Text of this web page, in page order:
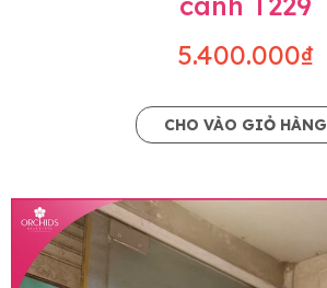
5.400.000₫
CHO VÀO GIỎ HÀNG